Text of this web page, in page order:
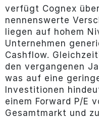
verfügt Cognex
nennenswerte
liegen auf hohem
Unternehmen
Cashflow.
den vergangenen
was auf eine
Investitionen
einem Forward P/E
Gesamtmarkt und